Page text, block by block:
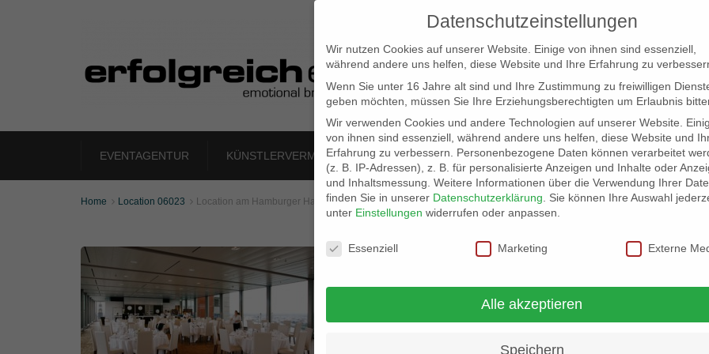
EVENTAGENTUR KÜNSTLERVERMITTLUNG LOCATION SCOUT ELB-LOCATION: PANORAMA
Home  Location 06023  Location am Hamburger Hafen
Datenschutzeinstellungen
Wir nutzen Cookies auf unserer Website. Einige von ihnen sind essenziell,
während andere uns helfen, diese Website und Ihre Erfahrung zu
Wenn Sie unter 16 Jahre alt sind und Ihre Zustimmung zu freiwilligen
geben möchten, müssen Sie Ihre Erziehungsberechtigten um Erlaubnis
Wir verwenden Cookies und andere Technologien auf unserer Website.
von ihnen sind essenziell, während andere uns helfen, diese Website und
Erfahrung zu verbessern.
Personenbezogene Daten können verarbeitet
(z. B. IP-Adressen), z. B. für personalisierte Anzeigen und Inhalte oder
und Inhaltsmessung. Weitere Informationen über die Verwendung Ihrer
finden Sie in unserer Datenschutzerklärung
Sie können Ihre Auswahl
unter Einstellungen widerrufen oder anpassen.
Datenschutzeinstellungen
Essenziell Marketing Externe
Alle akzeptieren
Speichern